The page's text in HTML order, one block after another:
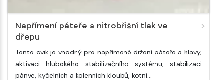
Napřímení páteře a nitrobřišní tlak ve
dřepu
Tento cvik je vhodný pro napřímené držení páteře a hlavy,
aktivaci hlubokého stabilizačního systému, stabilizaci
pánve, kyčelních a kolenních kloubů, kotní…